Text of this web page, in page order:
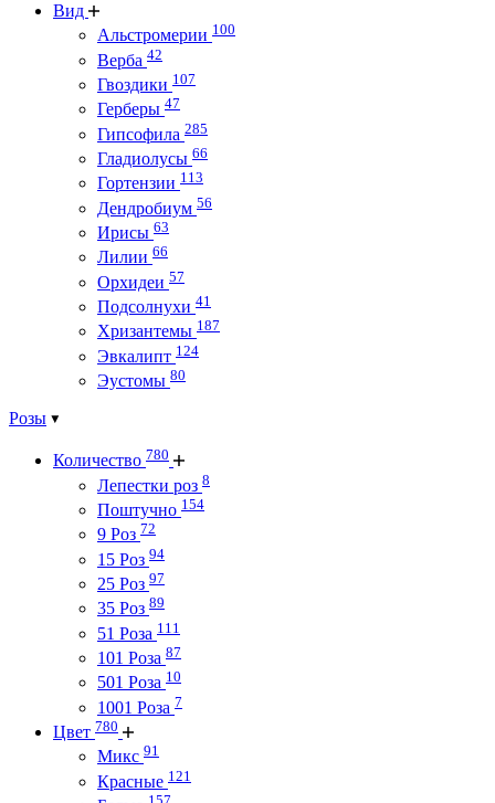
Вид
Альстромерии 100
Верба 42
Гвоздики 107
Герберы 47
Гипсофила 285
Гладиолусы 66
Гортензии 113
Дендробиум 56
Ирисы 63
Лилии 66
Орхидеи 57
Подсолнухи 41
Хризантемы 187
Эвкалипт 124
Эустомы 80
Розы
Количество 780
Лепестки роз 8
Поштучно 154
9 Роз 72
15 Роз 94
25 Роз 97
35 Роз 89
51 Роза 111
101 Роза 87
501 Роза 10
1001 Роза 7
Цвет 780
Микс 91
Красные 121